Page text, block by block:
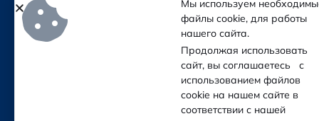
Контакты
Социальные сети и контакты
Мы используем
файлы cookie, для работы
нашего сайта.
Продолжая использовать
сайт, вы соглашаетесь с
использованием файлов
cookie на нашем сайте в
соответствии с нашей